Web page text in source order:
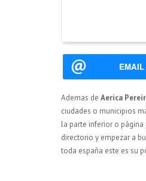
EMAIL
Ademas de Aerica
ciudades o municipios
la parte inferior o
directorio y empezar a
toda españa este es su